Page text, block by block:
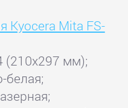
Kyocera Mita FS-
(210x297 мм);
белая;